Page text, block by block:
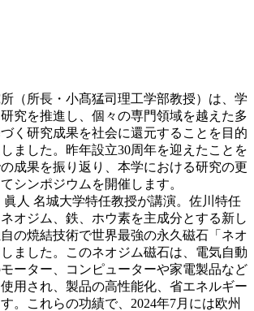
（所長・小髙猛司理工学部教授）は、学
究を推進し、個々の専門領域を越えた多
く研究成果を社会に還元することを目的
ました。昨年設立30周年を迎えたことを
成果を振り返り、本学における研究の更
シンポジウムを開催します。
人 名城大学特任教授が講演。佐川特任
オジム、鉄、ホウ素を主成分とする新し
の焼結技術で世界最強の永久磁石「ネオ
ました。このネオジム磁石は、電気自動
ーター、コンピューターや家電製品など
用され、製品の高性能化、省エネルギー
。これらの功績で、2024年7月には欧州